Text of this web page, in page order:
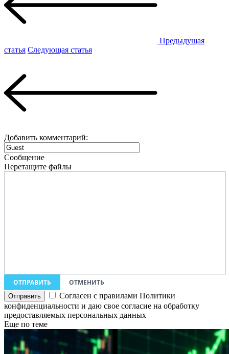
Предыдущая
статья Следующая статья
Добавить комментарий:
Сообщение
Перетащите файлы
ОТПРАВИТЬ
ОТМЕНИТЬ
Согласен с правилами Политики
конфиденциальности и даю свое согласие на обработку
предоставляемых персональных данных
Еще по теме